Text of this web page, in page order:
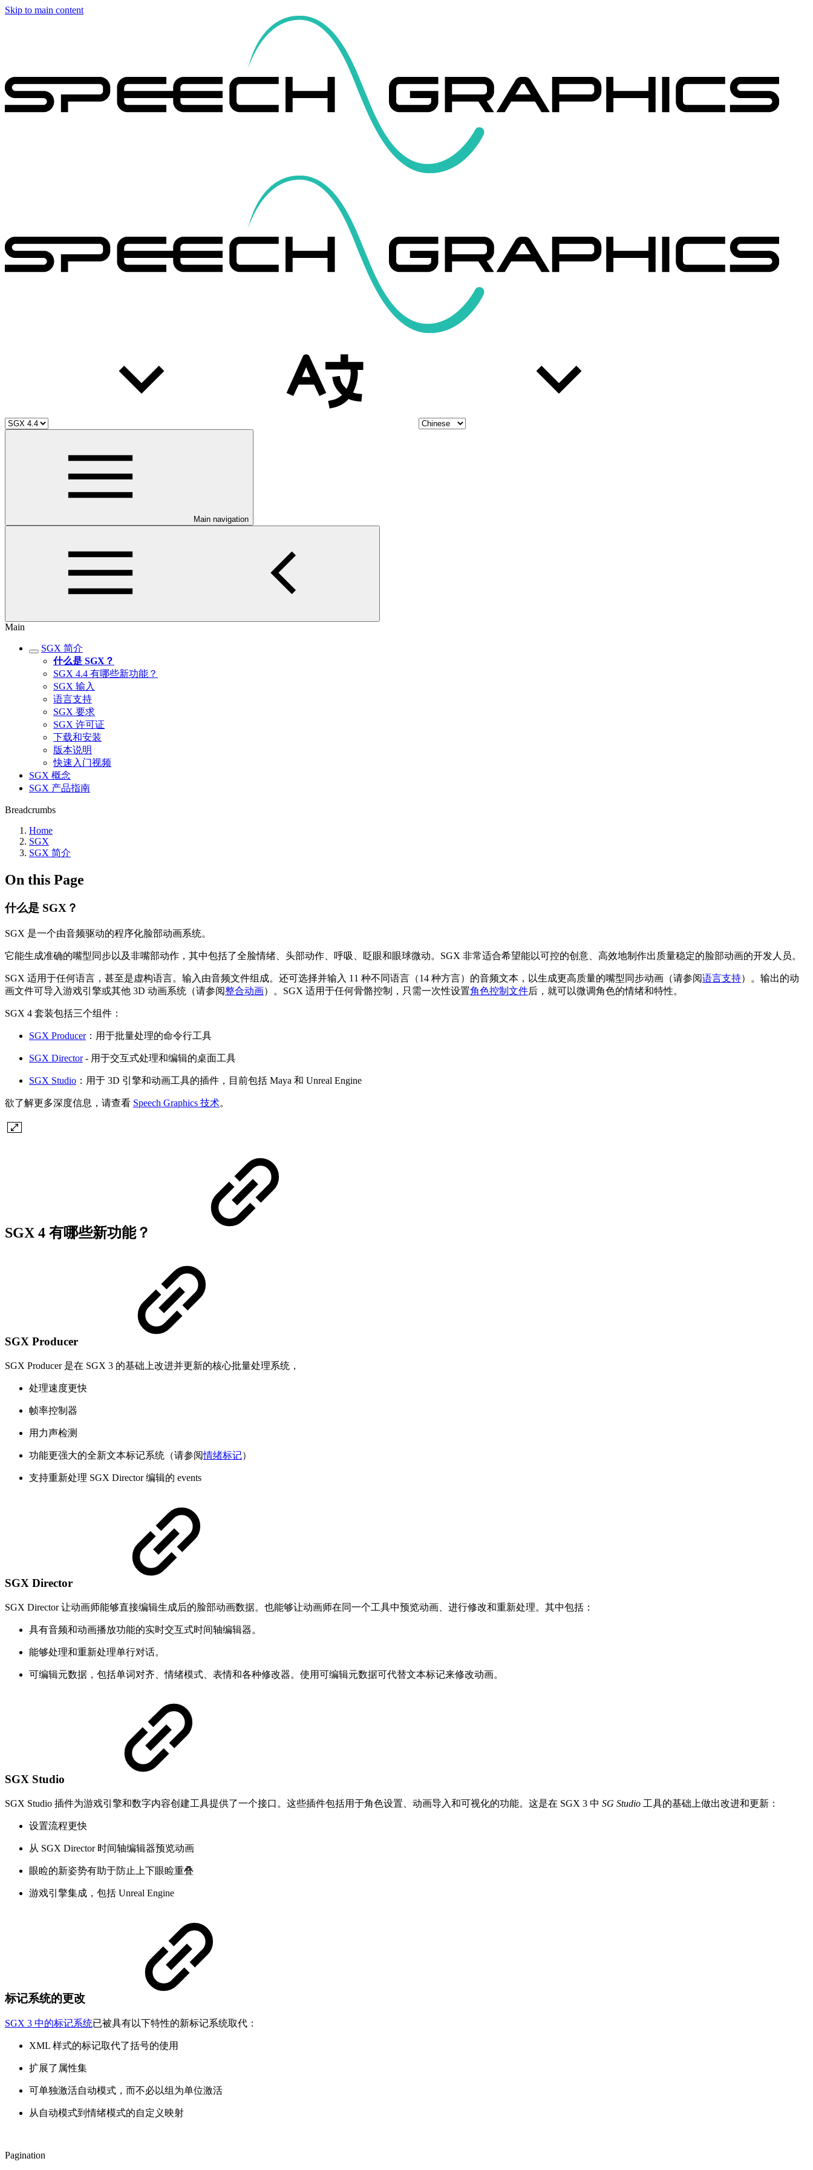
Skip to main content
Main navigation
Main
SGX 简介
什么是 SGX？
SGX 4.4 有哪些新功能？
SGX 输入
语言支持
SGX 要求
SGX 许可证
下载和安装
版本说明
快速入门视频
SGX 概念
SGX 产品指南
Breadcrumbs
Home
SGX
SGX 简介
On this Page
什么是 SGX？
SGX 是一个由音频驱动的程序化脸部动画系统。
它能生成准确的嘴型同步以及非嘴部动作，其中包括了全脸情绪、头部动作、呼吸、眨眼和眼球微动。SGX 非常适合希望能以可控的创意、高效地制作出质量稳定的脸部动画的开发人员。
SGX 适用于任何语言，甚至是虚构语言。输入由音频文件组成。还可选择并输入 11 种不同语言（14 种方言）的音频文本，以生成更高质量的嘴型同步动画（请参阅语言支持）。输出的动
画文件可导入游戏引擎或其他 3D 动画系统（请参阅整合动画）。SGX 适用于任何骨骼控制，只需一次性设置角色控制文件后，就可以微调角色的情绪和特性。
SGX 4 套装包括三个组件：
SGX Producer：用于批量处理的命令行工具
SGX Director- 用于交互式处理和编辑的桌面工具
SGX Studio ：用于 3D 引擎和动画工具的插件，目前包括 Maya 和 Unreal Engine
欲了解更多深度信息，请查看 Speech Graphics 技术。
SGX 4 有哪些新功能？
SGX Producer
SGX Producer 是在 SGX 3 的基础上改进并更新的核心批量处理系统，
处理速度更快
帧率控制器
用力声检测
功能更强大的全新文本标记系统（请参阅情绪标记）
支持重新处理 SGX Director 编辑的 events
SGX Director
SGX Director 让动画师能够直接编辑生成后的脸部动画数据。也能够让动画师在同一个工具中预览动画、进行修改和重新处理。其中包括：
具有音频和动画播放功能的实时交互式时间轴编辑器。
能够处理和重新处理单行对话。
可编辑元数据，包括单词对齐、情绪模式、表情和各种修改器。使用可编辑元数据可代替文本标记来修改动画。
SGX Studio
SGX Studio 插件为游戏引擎和数字内容创建工具提供了一个接口。这些插件包括用于角色设置、动画导入和可视化的功能。这是在 SGX 3 中 SG Studio 工具的基础上做出改进和更新：
设置流程更快
从 SGX Director 时间轴编辑器预览动画
眼睑的新姿势有助于防止上下眼睑重叠
游戏引擎集成，包括 Unreal Engine
标记系统的更改
SGX 3 中的标记系统已被具有以下特性的新标记系统取代：
XML 样式的标记取代了括号的使用
扩展了属性集
可单独激活自动模式，而不必以组为单位激活
从自动模式到情绪模式的自定义映射
Pagination